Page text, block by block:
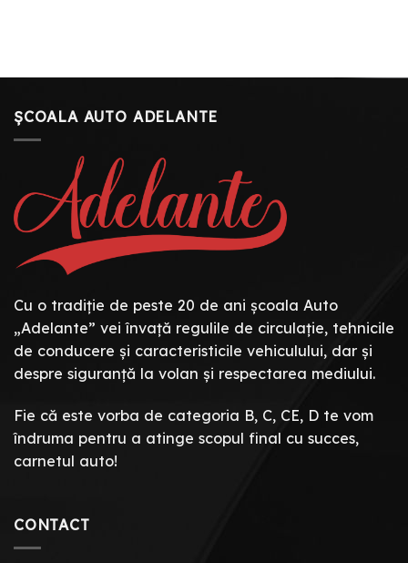
ȘCOALA AUTO ADELANTE
Cu o tradiție de peste 20 de ani școala Auto
„Adelante” vei învață regulile de circulație, tehnicile
de conducere și caracteristicile vehiculului, dar și
despre siguranță la volan și respectarea mediului.
Fie că este vorba de categoria B, C, CE, D te vom
îndruma pentru a atinge scopul final cu succes,
carnetul auto!
CONTACT